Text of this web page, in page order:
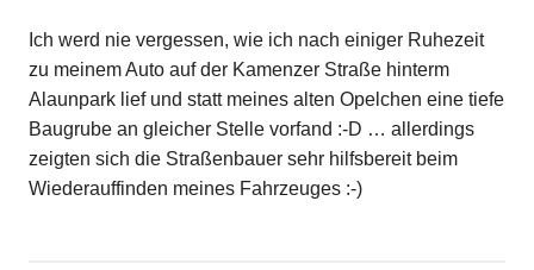
Ich werd nie vergessen, wie ich nach einiger Ruhezeit
zu meinem Auto auf der Kamenzer Straße hinterm
Alaunpark lief und statt meines alten Opelchen eine tiefe
Baugrube an gleicher Stelle vorfand :-D … allerdings
zeigten sich die Straßenbauer sehr hilfsbereit beim
Wiederauffinden meines Fahrzeuges :-)